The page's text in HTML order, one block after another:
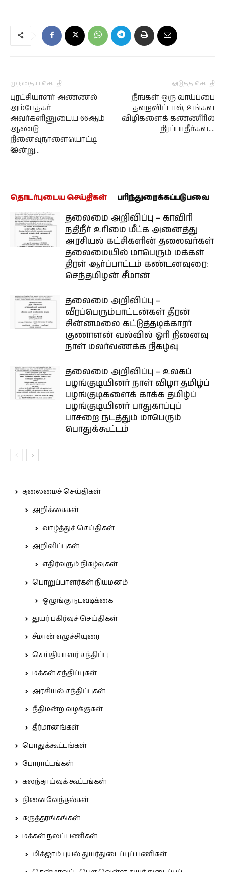
முந்தைய செய்தி
புரட்சியாளர் அண்ணல்
அம்பேத்கர்
அவர்களினுடைய 66ஆம்
ஆண்டு
நினைவுநாளையொட்டி
இன்று…
அடுத்த செய்தி
நீங்கள் ஒரு வாய்ப்பை
தவறவிட்டால், உங்கள்
விழிகளைக் கண்ணீரில்
நிரப்பாதீர்கள்….
தொடர்புடைய செய்திகள் பரிந்துரைக்கப்படுபவை
தலைமை அறிவிப்பு – காவிரி
நதிநீர் உரிமை மீட்க அனைத்து
அரசியல் கட்சிகளின் தலைவர்கள்
தலைமையில் மாபெரும் மக்கள்
திரள் ஆர்ப்பாட்டம் கண்டனவுரை:
செந்தமிழன் சீமான்
தலைமை அறிவிப்பு –
வீரப்பெரும்பாட்டன்கள் தீரன்
சின்னமலை கட்டுத்தடிக்காரர்
குணாளன் வல்வில் ஓரி நினைவு
நாள் மலர்வணக்க நிகழ்வு
தலைமை அறிவிப்பு – உலகப்
பழங்குடியினர் நாள் விழா தமிழ்ப்
பழங்குடிகளைக் காக்க தமிழ்ப்
பழங்குடியினர் பாதுகாப்புப்
பாசறை நடத்தும் மாபெரும்
பொதுக்கூட்டம்
தலைமைச் செய்திகள்
அறிக்கைகள்
வாழ்த்துச் செய்திகள்
அறிவிப்புகள்
எதிர்வரும் நிகழ்வுகள்
பொறுப்பாளர்கள் நியமனம்
ஒழுங்கு நடவடிக்கை
துயர் பகிர்வுச் செய்திகள்
சீமான் எழுச்சியுரை
செய்தியாளர் சந்திப்பு
மக்கள் சந்திப்புகள்
அரசியல் சந்திப்புகள்
நீதிமன்ற வழக்குகள்
தீர்மானங்கள்
பொதுக்கூட்டங்கள்
போராட்டங்கள்
கலந்தாய்வுக் கூட்டங்கள்
நினைவேந்தல்கள்
கருத்தரங்கங்கள்
மக்கள் நலப் பணிகள்
மிக்ஜாம் புயல் துயர்துடைப்புப் பணிகள்